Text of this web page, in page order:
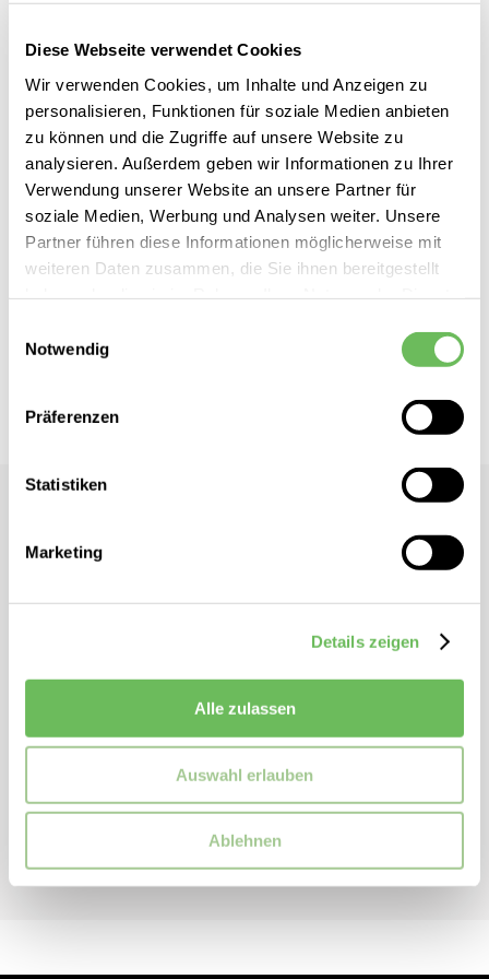
Diese Webseite verwendet Cookies
Wir verwenden Cookies, um Inhalte und Anzeigen zu
personalisieren, Funktionen für soziale Medien anbieten
zu können und die Zugriffe auf unsere Website zu
analysieren. Außerdem geben wir Informationen zu Ihrer
Verwendung unserer Website an unsere Partner für
soziale Medien, Werbung und Analysen weiter. Unsere
Partner führen diese Informationen möglicherweise mit
weiteren Daten zusammen, die Sie ihnen bereitgestellt
Notwendig
Präferenzen
Statistiken
Marketing
Details zeigen
Alle zulassen
Auswahl erlauben
Ablehnen
Zum
Anfang
der
Bildgalerie
springen
Energetics
Functional Trainer Pro
69,99 €
Dieses Produkt ist exklusiv in unseren Filialen erhältlich. Prüfen Sie
mit einem Klick auf „Vor Ort verfügbar?", wo Ihre Größe vorrätig ist.
Körpergewicht, Ihren ganzen Körper zu trainieren. Es dient zur
Stärkung der Muskulatur und macht Ihr Training abwechslungsreich.
Es ist für ein Maximalgewicht von 120kg ausgelegt.
Sind Sie bereit für Ihr Training?
ZUSATZINFORMATIONEN
Artikelnummer:256907